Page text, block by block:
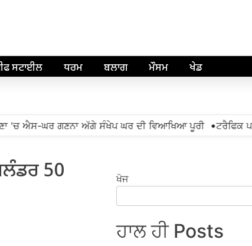
ਸਟਾਈਲ ਧਰਮ ਬਲਾਗ ਮੌਸਮ ਖੇਡ
ਐਸ-ਘਰ ਗਣਨਾ ਅੱਗੇ ਸੰਖੇਪ ਘਰ ਦੀ ਵਿਆਖਿਆ ਪੂਰੀ •ਟਰੈਫਿਕ
50
ਖੋਜ
ਹਾਲ ਹੀ Posts